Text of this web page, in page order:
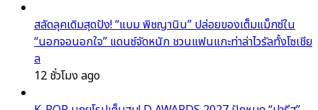
สลัดลุคเดิมสุดปัง! “แบม พิชญานิน” ปล่อยของเต็มแม็กซ์ใน
“นอกจอนอกใจ” แดนซ์จัดหนัก ชวนแฟนแกะท่าล่าไวรัลทั้งโซเชีย
ล
12 ชั่วโมง ago